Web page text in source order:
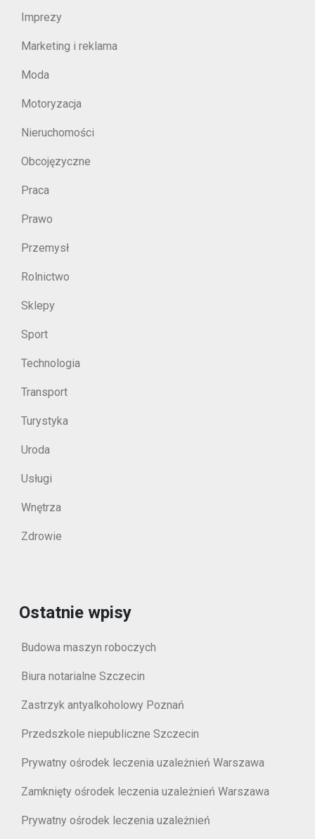
Imprezy
Marketing i reklama
Moda
Motoryzacja
Nieruchomości
Obcojęzyczne
Praca
Prawo
Przemysł
Rolnictwo
Sklepy
Sport
Technologia
Transport
Turystyka
Uroda
Usługi
Wnętrza
Zdrowie
Ostatnie wpisy
Budowa maszyn roboczych
Biura notarialne Szczecin
Zastrzyk antyalkoholowy Poznań
Przedszkole niepubliczne Szczecin
Prywatny ośrodek leczenia uzależnień Warszawa
Zamknięty ośrodek leczenia uzależnień Warszawa
Prywatny ośrodek leczenia uzależnień